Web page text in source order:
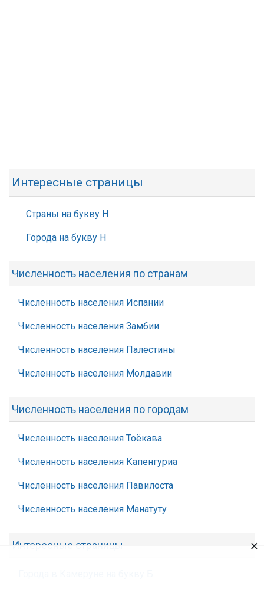
Интересные страницы
Страны на букву Н
Города на букву Н
Численность населения по странам
Численность населения Испании
Численность населения Замбии
Численность населения Палестины
Численность населения Молдавии
Численность населения по городам
Численность населения Тоёкава
Численность населения Капенгуриа
Численность населения Павилоста
Численность населения Манатуту
Интересные страницы ×